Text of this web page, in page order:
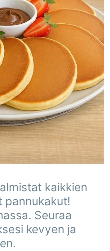
kaikkien
pannukakut!
Seuraa
kevyen ja